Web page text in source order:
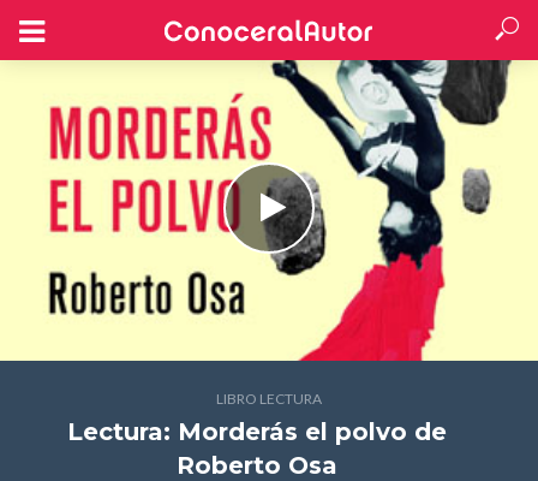
LIBRO LECTURA
Lectura: Morderás el polvo de
Roberto Osa